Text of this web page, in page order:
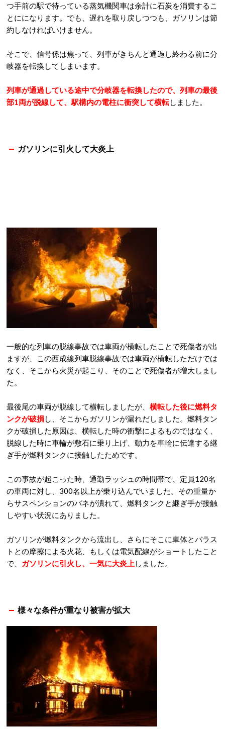
つ手前の駅で待っている蒸気機関車は余計に石炭を消費するこ
とにになります。でも、遅れを取り戻しつつも、ガソリンは節
約しなければいけません。
そこで、信号係は焦って、列車がきちんと通過し終わる前に分
岐器を転換してしまいます。
列車が通過している途中で分岐器を転換したので、列車の最後
部1両が脱線して、駅構内の電柱に衝突して横転しました。
ガソリンに引火して大炎上
一般的な列車の脱線事故では車両が横転したことで死傷者が出
ますが、この西成線列車脱線事故では車両が横転しただけでは
なく、そこから火災が起こり、そのことで死傷者が増大しまし
た。
最後尾の車両が脱線して横転しましたが、 横転した後に燃料タ
ンクが破損し、そこからガソリンが漏れだしました。燃料タン
クが破損した原因は、横転した時の衝撃によるものではなく、
脱線した時に車輪が敷石に乗り上げ、動力を車輪に伝達する継
ぎ手が燃料タンクに接触したためです。
この事故が起こった時、通勤ラッシュの時間帯で、定員120名
の車両に対し、300名以上が乗り込んでいました。その重量か
らサスペンションのバネが潰れて、燃料タンクと継ぎ手が接触
しやすい状況にありました。
ガソリンが燃料タンクから流出し、さらにそこに車体とバラス
トとの摩擦による火花、もしくは電気配線がショートしたこと
で、 ガソリンに引火し、一気に大炎上 しました。
様々な条件が重なり被害が拡大